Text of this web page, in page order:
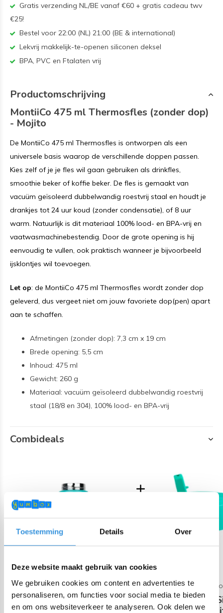
Toestemming Details Over
Deze website maakt gebruik van cookies
We gebruiken cookies om content en advertenties te
personaliseren, om functies voor social media te bieden
en om ons websiteverkeer te analyseren. Ook delen we
Gratis verzending NL/BE vanaf €60 + gratis cadeau twv
€25!
Bestel voor 22:00 (NL) 21:00 (BE & international)
Lekvrij makkelijk-te-openen siliconen deksel
BPA, PVC en Ftalaten vrij
Productomschrijving
MontiiCo 475 ml Thermosfles (zonder dop)
- Mojito
De MontiiCo 475 ml Thermosfles is ontworpen als een
universele basis waarop de verschillende doppen passen.
Kies zelf of je je fles wil gaan gebruiken als drinkfles,
smoothie beker of koffie beker. De fles is gemaakt van
vacuüm geïsoleerd dubbelwandig roestvrij staal en houdt je
drankjes tot 24 uur koud (zonder condensatie), of 8 uur
warm. Natuurlijk is dit materiaal 100% lood- en BPA-vrij en
vaatwasmachinebestendig. Door de grote opening is hij
eenvoudig te vullen, ook praktisch wanneer je bijvoorbeeld
ijsklontjes wil toevoegen.
Let op: de MontiiCo 475 ml Thermosfles wordt zonder dop
geleverd, dus vergeet niet om jouw favoriete dop(pen) apart
aan te schaffen.
Afmetingen (zonder dop): 7,3 cm x 19 cm
Brede opening: 5,5 cm
Inhoud: 475 ml
Gewicht: 260 g
Materiaal: vacuüm geïsoleerd dubbelwandig roestvrij
staal (18/8 en 304), 100% lood- en BPA-vrij
Combideals
MONTIICO
MontiiCo Fusion Universele
MONTIICO
Montii Fusion